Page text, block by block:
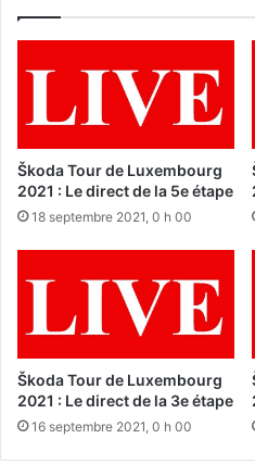
Škoda Tour de Luxembourg
2021 : Le direct de la 5e étape
18 septembre 2021, 0 h 00
Škoda Tour de Luxembourg
2021 : Le direct de la 3e étape
16 septembre 2021, 0 h 00